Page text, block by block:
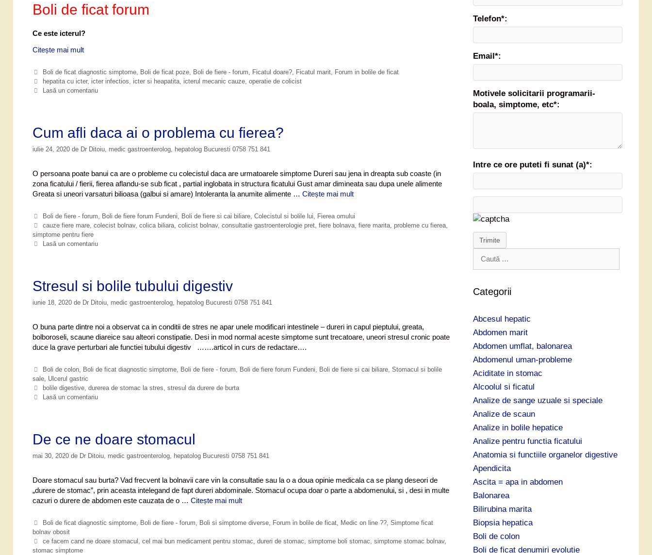
Boli de ficat forum
Ce este icterul?
Citește mai mult
l
i
d
c
t
i
f
i
r
e
f
o
C
a
i
Boli de ficat diagnostic simptome, Boli de ficat poze, Boli de fiere - forum Ficatul doare?, Ficatul marit,
Forum in bolile de ficat
E
t
hepatita cu icter, icter infectios icter si heapatita, icterul mecanic cauze, operatie de colicist
Lasă un comentariu
Cum afli daca ai o problema cu fierea?
iulie 24, 2020 de Dr Ditoiu, medic gastroenterolog, hepatolog Bucuresti 0758 751 841
O persoana poate banui ca are o probleme cu colecistul daca are urmatoarele simptome Dureri sau jena in dreapta sub coaste (in
zona ficatului / fierii, fierea aflandu-se sub ficat , partial inglobata in structura ficatului Gust amar dimineata sau dupa unele alimente
Greata si uneori varsaturi bilioasa (galbui si amare) Intoleranta la anumite alimente … Citește mai mult
m
a
o
p
b
e
a
C
a
t
i
i
Boli de fiere - forum Boli de fiere forum Fundeni Boli de fiere si cai biliare, Colecistul si bolile lui
Fierea omului
E
t
t
e
cauze fiere mare, colecist bolnav, colica biliara, colicist bolnav, consultatie gastroenterologie pret, fiere bolnava, fiere marita, probleme cu fierea,
simptome pentru fiere
Lasă un comentariu
Stresul si bolile tubului digestiv
iunie 18, 2020 de Dr Ditoiu, medic gastroenterolog, hepatolog Bucuresti 0758 751 841
O buna parte dintre noi a observat ca in conditii de stres ne apar unele modificari intestinele – dureri in capul pieptului, greata,
bolboroseli, scaune diareice sau alteori constipatie. Desi in mod normal aceste simptome sunt trecatoare, uneori stresul cronic poate
duce la grave perturbari ale functiei tubului digestiv …….articol in curs de redactare….
C
a
t
e
i
Boli de colon, Boli de ficat diagnostic simptome, Boli de fiere - forum Boli de fiere forum Fundeni Boli de fiere si cai biliare, Stomacul si bolile
sale Ulcerul gastric
E
t
t
e
bolile digestive, durerea de stomac la stres stresul da durere de burta
Lasă un comentariu
De ce ne doare stomacul
mai 30, 2020 de Dr Ditoiu, medic gastroenterolog, hepatolog Bucuresti 0758 751 841
Doare stomacul sau burta? Vad frecvent la bolnavii care vin la consultatie sau la o a doua opinie medicala ca se plang deseori de
„durere de stomac”, prin aceasta intelegand de fapt dureri abdominale. Stomacul ocupa doar o parte a abdomenului, si , desi in multe
cazuri o durere de abdomen este cauzata de o … Citește mai mult
c
n
C
a
t
e
Boli de ficat diagnostic simptome, Boli de fiere - forum Boli si simptome diverse, Forum in bolile de ficat, Medic on line ??, Simptome ficat
bolnav obosit
E
t
ce facem cand ne doare stomacul cel mai bun medicament pentru stomac dureri de stomac simptome boli stomac simptome stomac bolnav,
stomac simptome
Telefon*:
Email*:
Motivele solicitarii programarii-
boala, simptome, etc*:
Intre ce ore puteti fi sunat (a)*:
Trimite
t
u
p
ă
Categorii
Abcesul hepatic
Abdomen marit
Abdomen umflat, balonarea
Abdomenul uman-probleme
Aciditate in stomac
Alcoolul si ficatul
Analize de sange uzuale si speciale
Analize de scaun
Analize in bolile hepatice
Analize pentru functia ficatului
Anatomia si functiile organelor digestive
Apendicita
Ascita = apa in abdomen
Balonarea
Bilirubina marita
Biopsia hepatica
Boli de colon
Boli de ficat denumiri evolutie